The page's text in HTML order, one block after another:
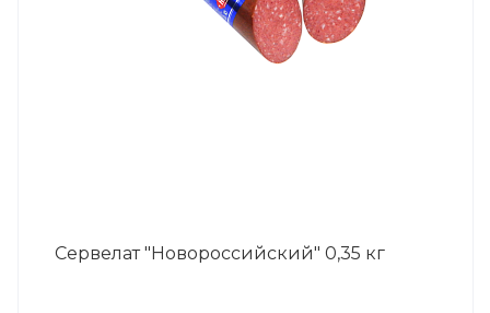
Сервелат "Новороссийский" 0,35 кг